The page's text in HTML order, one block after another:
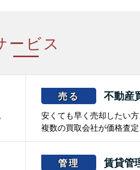
ービス
売る 不動産
安くても早く売却したい
複数の買取会社が価格査定
管理 賃貸管